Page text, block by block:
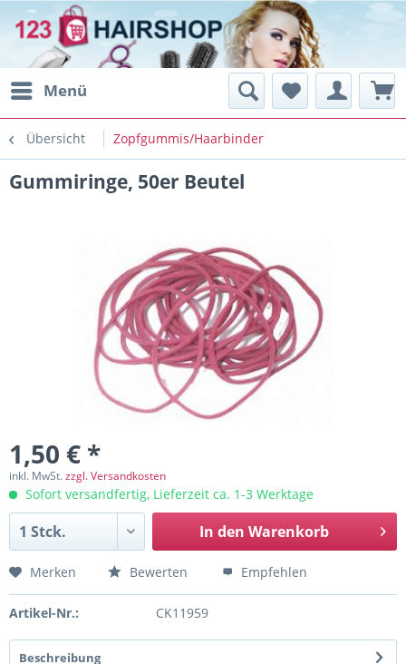
Menü
Übersicht Zopfgummis/Haarbinder
Gummiringe, 50er Beutel
1,50 € *
inkl. MwSt.zzgl. Versandkosten
Sofort versandfertig, Lieferzeit ca. 1-3 Werktage
In den Warenkorb
Merken Bewerten Empfehlen
Artikel-Nr.: CK11959
Beschreibung